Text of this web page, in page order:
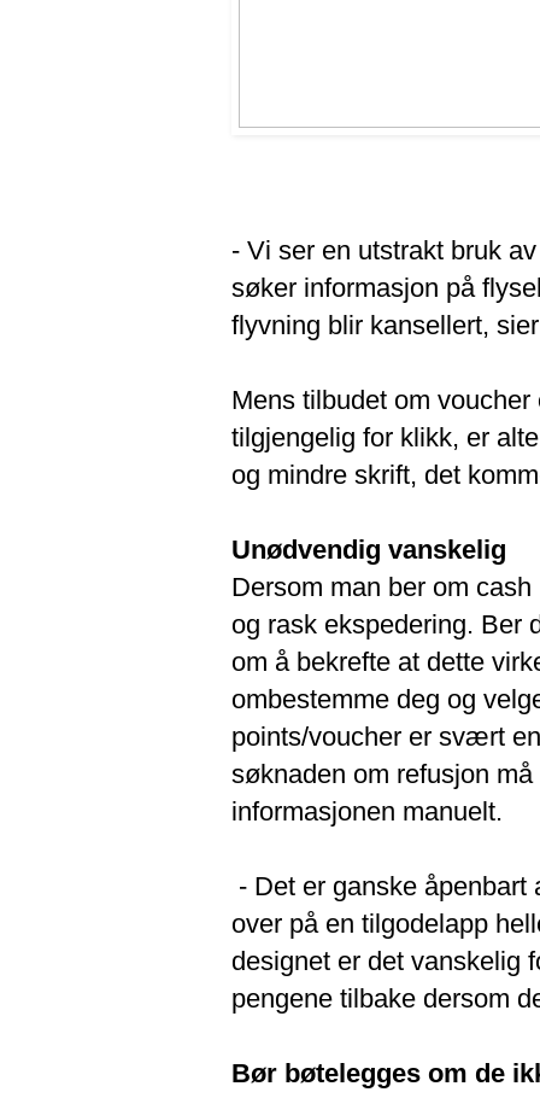
- Vi ser en utstrakt bruk
søker informasjon på
flyvning blir kansellert,
Mens tilbudet om
tilgjengelig for klikk, er
og mindre skrift, det
Unødvendig vanskelig
Dersom man ber om
og rask ekspedering. Ber
om å bekrefte at dette
ombestemme deg og
points/voucher er svært
søknaden om refusjon
informasjonen manuelt.
- Det er ganske
over på en tilgodelapp
designet er det vanskelig
pengene tilbake dersom
Bør bøtelegges om de